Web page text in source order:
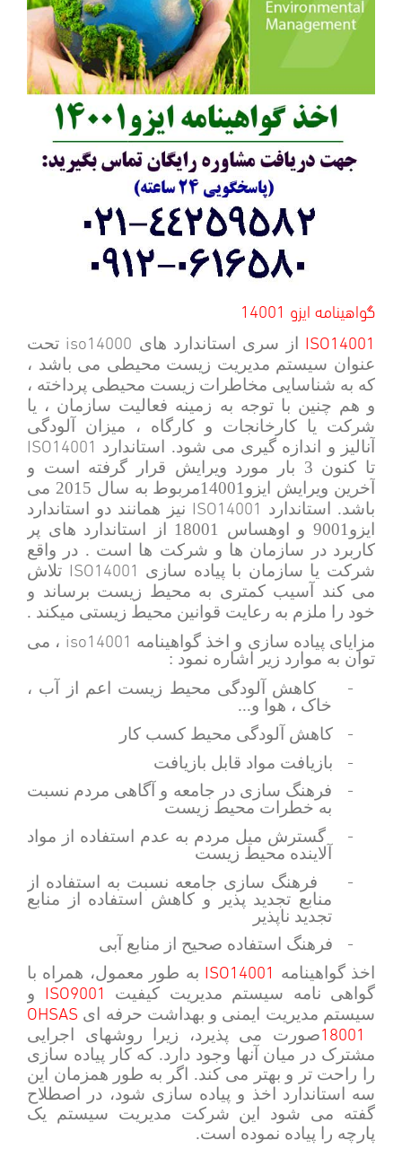
گواهینامه ایزو 14001
ISO14001 از سری استاندارد های iso14000 تحت
عنوان سیستم مدیریت زیست محیطی می باشد ،
که به شناسایی مخاطرات زیست محیطی پرداخته ،
و هم چنین با توجه به زمینه فعالیت سازمان ، یا
شرکت یا کارخانجات و کارگاه ، میزان آلودگی
آنالیز و اندازه گیری می شود. استاندارد ISO14001
تا کنون 3 بار مورد ویرایش قرار گرفته است و
آخرین ویرایش ایزو14001مربوط به سال 2015 می
باشد. استاندارد ISO14001 نیز همانند دو استاندارد
ایزو9001 و اوهساس 18001 از استاندارد های پر
کاربرد در سازمان ها و شرکت ها است . در واقع
شرکت یا سازمان با پیاده سازی ISO14001 تلاش
می کند آسیب کمتری به محیط زیست برساند و
خود را ملزم به رعایت قوانین محیط زیستی میکند .
مزایای پیاده سازی و اخذ گواهینامه iso14001 ، می
توان به موارد زیر اشاره نمود :
-
کاهش آلودگی محیط زیست اعم از آب ،
خاک ، هوا و...
- کاهش آلودگی محیط کسب کار
- بازیافت مواد قابل بازیافت
-
فرهنگ سازی در جامعه و آگاهی مردم نسبت
به خطرات محیط زیست
-
گسترش میل مردم به عدم استفاده از مواد
آلاینده محیط زیست
-
فرهنگ سازی جامعه نسبت به استفاده از
منابع تجدید پذیر و کاهش استفاده از منابع
تجدید ناپذیر
-
فرهنگ استفاده صحیح از منابع آبی
اخذ گواهینامه ISO14001 به طور معمول، همراه با
گواهی نامه سیستم مدیریت کیفیت
ISO9001
و
سیستم مدیریت ایمنی و بهداشت حرفه ای OHSAS
18001صورت می پذیرد، زیرا روشهای اجرایی
مشترک در میان آنها وجود دارد. که کار پیاده سازی
را راحت تر و بهتر می کند. اگر به طور همزمان این
سه استاندارد اخذ و پیاده سازی شود، در اصطلاح
گفته می شود این شرکت مدیریت سیستم یک
پارچه را پیاده نموده است.